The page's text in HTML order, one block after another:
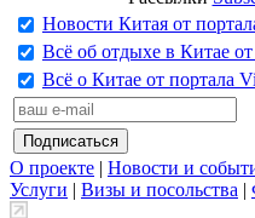
Новости Китая от
Всё об отдыхе в Китае
Всё о Китае от портала
О проекте | Новости и
Услуги | Визы и посольства |